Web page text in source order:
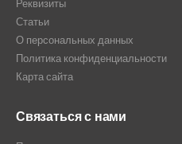
Реквизиты
Статьи
О персональных данных
Политика конфиденциальности
Карта сайта
Связаться с нами